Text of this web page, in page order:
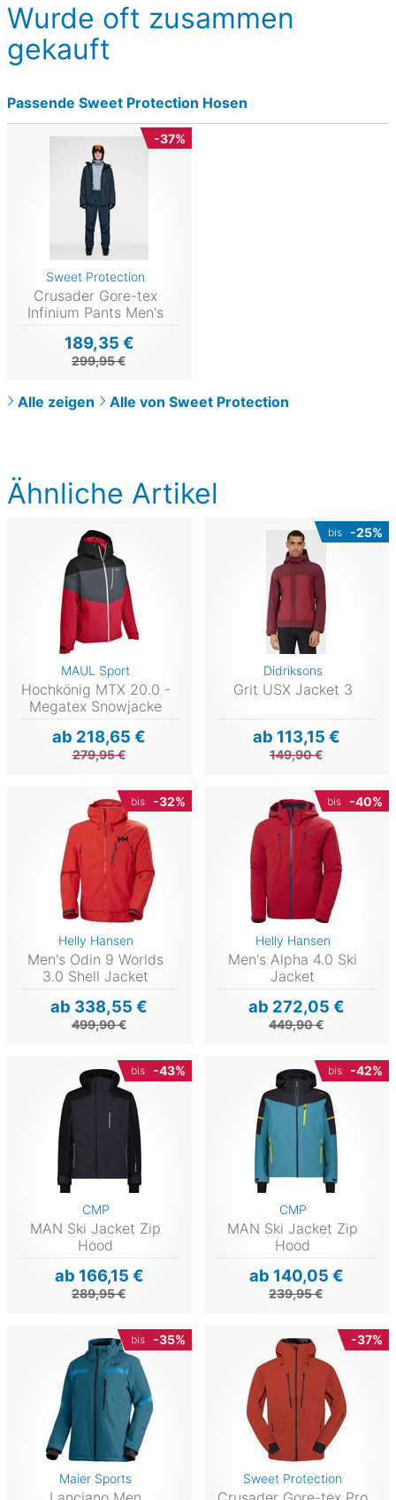
Ähnliche Artikel
MAUL Sport
Hochkönig MTX 20.0 -
Megatex Snowjacke
ab 218,65 €
279,95 €
bis -25%
Didriksons
Grit USX Jacket 3
ab 113,15 €
149,90 €
bis -32%
Helly Hansen
Men's Odin 9 Worlds
3.0 Shell Jacket
ab 338,55 €
499,90 €
bis -40%
Helly Hansen
Men's Alpha 4.0 Ski
Jacket
ab 272,05 €
449,90 €
bis -43%
CMP
MAN Ski Jacket Zip
Hood
ab 166,15 €
289,95 €
bis -42%
CMP
MAN Ski Jacket Zip
Hood
ab 140,05 €
239,95 €
bis -35%
Maier Sports
-37%
Sweet Protection
Wurde oft zusammen
gekauft
Passende Sweet Protection Hosen
-37%
Sweet Protection
Crusader Gore-tex
Infinium Pants Men's
189,35 €
299,95 €
Alle zeigen Alle von Sweet Protection